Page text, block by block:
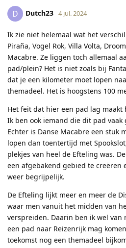
D Dutch23 4 jul. 2024
Ik zie niet helemaal wat het
Piraña, Vogel Rok, Villa Volta,
Macabre. Ze liggen toch allemaal
pad/plein? Het is niet zoals bij
dat je een kilometer moet lopen
themadeel. Het is hoogstens 100
Het feit dat hier een pad lag
Ik ben ook iemand die dit pad
Echter is Danse Macabre een stuk
lopen dan toentertijd met
plekjes van heel de Efteling was.
een afgebakend gebied te creëren
weer begrijpelijk.
De Efteling lijkt meer en meer de
waar men vanuit het midden van
verspreiden. Daarin ben ik wel
een pad naar Reizenrijk mag
toekomst nog een themadeel